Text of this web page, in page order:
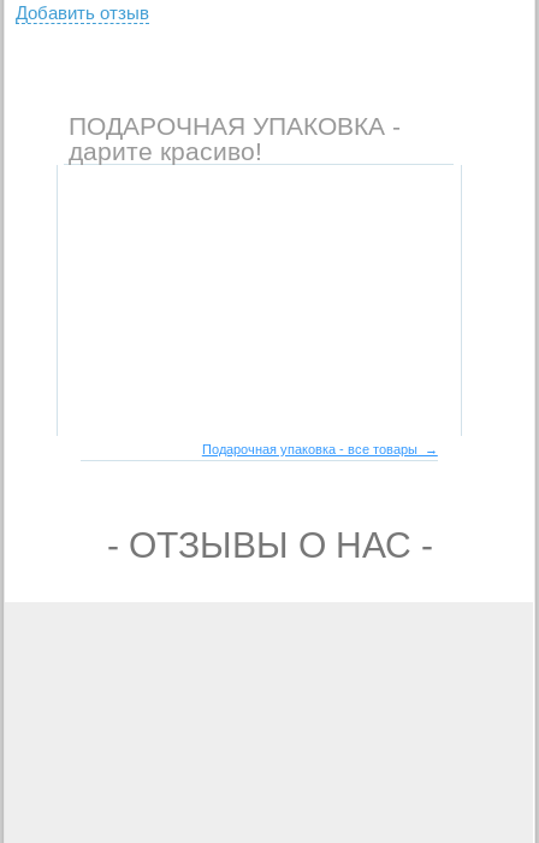
Добавить отзыв
ПОДАРОЧНАЯ УПАКОВКА -
дарите красиво!
Подарочная упаковка - все товары →
- ОТЗЫВЫ О НАС -